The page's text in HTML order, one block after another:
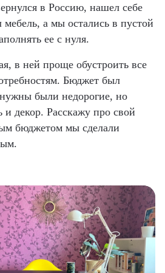
в Россию, нашел себе
мебель, а мы остались в пустой
ее с нуля.
в ней проще обустроить все
Бюджет был
были недорогие, но
и декор. Расскажу про свой
бюджетом мы сделали